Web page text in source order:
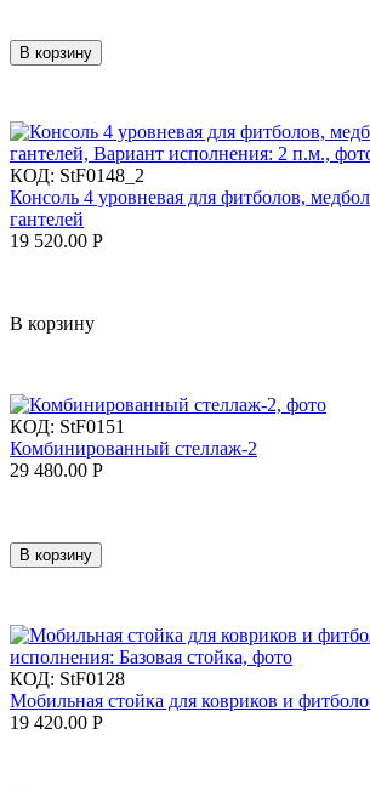
В корзину
КОД: StF0148_2
Консоль 4 уровневая для фитболов,
гантелей
19 520.00 Р
В корзину
КОД: StF0151
Комбинированный стеллаж-2
29 480.00 Р
В корзину
КОД: StF0128
Мобильная стойка для ковриков и
19 420.00 Р